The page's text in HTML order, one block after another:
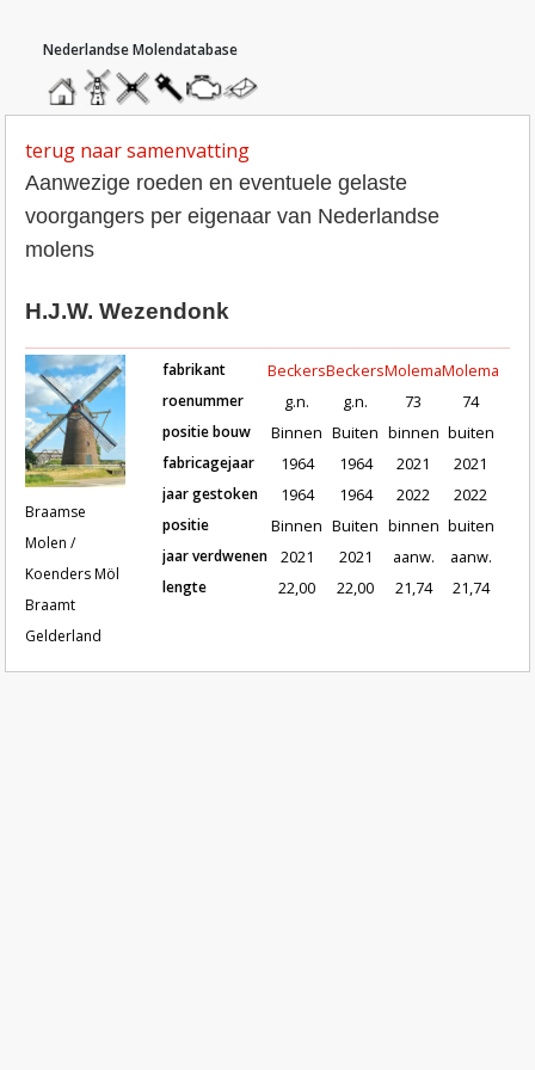
homemolendatabase
roedendatabase
assendatabase
motorendatabase
stuur
een
terug naar samenvatting
Aanwezige roeden en eventuele gelaste
voorgangers per eigenaar van Nederlandse
molens
H.J.W. Wezendonk
Braamse
Molen /
Koenders Möl
Braamt
Gelderland
Roeden van molen Braamse Molen /
fabrikant
roenummer
positie bouw
fabricagejaar
jaar gestoken
positie
jaar verdwenen
lengte
Beckers
g.n.
Binnen
1964
1964
Binnen
2021
22,00
Beckers
g.n.
Buiten
1964
1964
Buiten
2021
22,00
Molema
73
binnen
2021
2022
binnen
aanw.
21,74
Molema
74
buiten
2021
2022
buiten
aanw.
21,74